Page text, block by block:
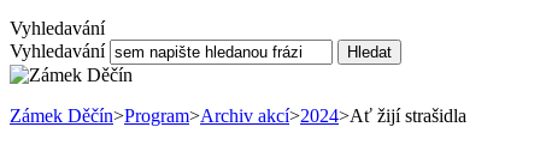
Vyhledavání
Vyhledavání
Hledat
Zámek Děčín>Program>Archiv akcí>2024>Ať žijí strašidla